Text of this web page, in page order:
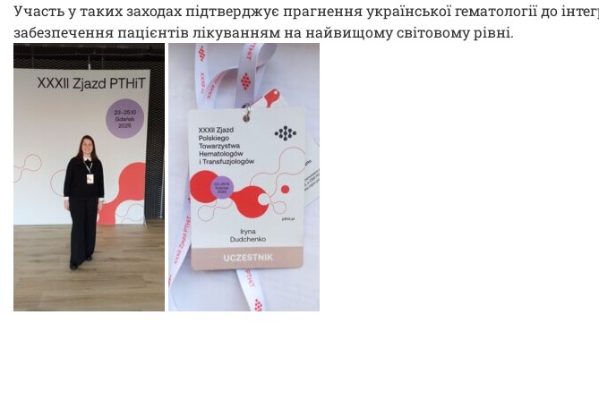
Участь у таких заходах підтверджує прагнення української гематології до
забезпечення пацієнтів лікуванням на найвищому світовому рівні.